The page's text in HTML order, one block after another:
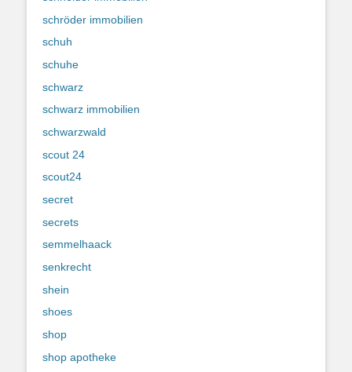
schröder immobilien
schuh
schuhe
schwarz
schwarz immobilien
schwarzwald
scout 24
scout24
secret
secrets
semmelhaack
senkrecht
shein
shoes
shop
shop apotheke